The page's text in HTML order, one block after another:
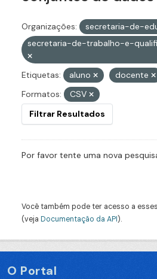
Organizações:
secretaria-de-
secretaria-de-trabalho-e-
Etiquetas: aluno docente
Formatos:
CSV
Filtrar Resultados
Por favor tente uma nova
Você também pode ter acesso a
(veja Documentação da API).
O Portal